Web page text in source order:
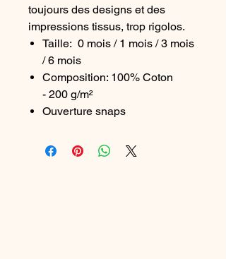
toujours des designs et des
impressions tissus, trop rigolos.
Taille: 0 mois / 1 mois / 3 mois
/ 6 mois
Composition: 100% Coton
- 200 g/m²
Ouverture snaps